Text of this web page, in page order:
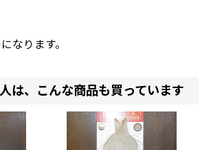
なります。
は、こんな商品も買っています